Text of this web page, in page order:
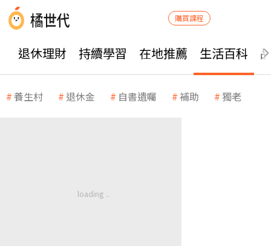
購買課程
退休理財 持續學習 在地推薦 生活百科
養生村 退休金 自書遺囑 補助 獨老